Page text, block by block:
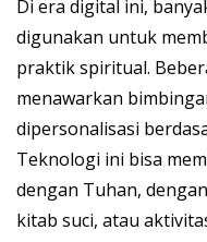
Di era digital ini,
digunakan untuk
praktik spiritual.
menawarkan
dipersonalisasi
Teknologi ini bisa
dengan Tuhan,
kitab suci, atau